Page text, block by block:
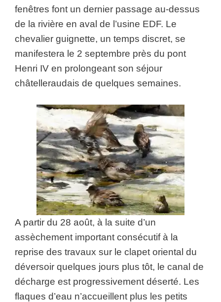
fenêtres font un dernier passage au-dessus
de la rivière en aval de l’usine EDF. Le
chevalier guignette, un temps discret, se
manifestera le 2 septembre près du pont
Henri IV en prolongeant son séjour
châtelleraudais de quelques semaines.
A partir du 28 août, à la suite d’un
assèchement important consécutif à la
reprise des travaux sur le clapet oriental du
déversoir quelques jours plus tôt, le canal de
décharge est progressivement déserté. Les
flaques d’eau n’accueillent plus les petits